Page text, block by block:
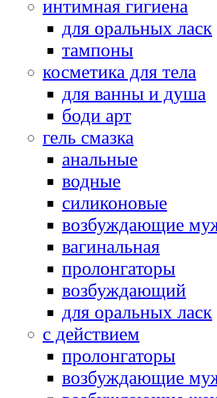
интимная гигиена
для оральных ласк
тампоны
косметика для тела
для ванны и душа
боди арт
гель смазка
анальные
водные
силиконовые
возбуждающие
вагинальная
пролонгаторы
возбуждающий
для оральных ласк
с действием
пролонгаторы
возбуждающие